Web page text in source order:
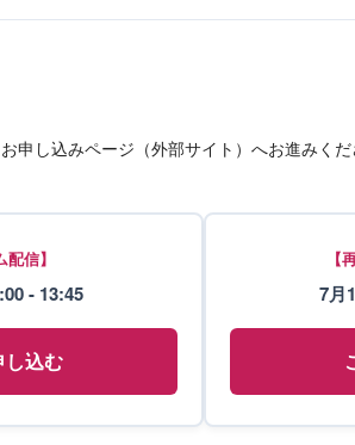
申し込みページ（外部サイト）へお進みくだ
配信】
- 13:45
し込む
【
7月